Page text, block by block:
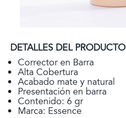
DETALLES DEL PRODUCTO
Corrector en Barra
Alta Cobertura
Acabado mate y natural
Presentación en barra
Contenido: 6 gr
Marca: Essence